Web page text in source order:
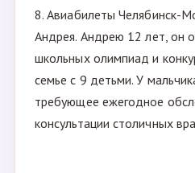
8. Авиабилеты Челябинск-
Андрея. Андрею 12 лет, он
школьных олимпиад и
семье с 9 детьми. У
требующее ежегодное
консультации столичных